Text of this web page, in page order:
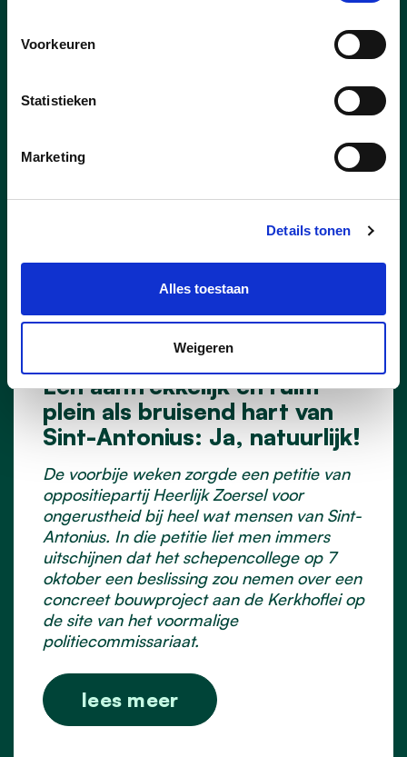
Voorkeuren
Statistieken
Marketing
Details tonen
Alles toestaan
Weigeren
Een aantrekkelijk en ruim
plein als bruisend hart van
Sint-Antonius: Ja, natuurlijk!
De voorbije weken zorgde een petitie van
oppositiepartij Heerlijk Zoersel voor
ongerustheid bij heel wat mensen van Sint-
Antonius. In die petitie liet men immers
uitschijnen dat het schepencollege op 7
oktober een beslissing zou nemen over een
concreet bouwproject aan de Kerkhoflei op
de site van het voormalige
politiecommissariaat.
lees meer